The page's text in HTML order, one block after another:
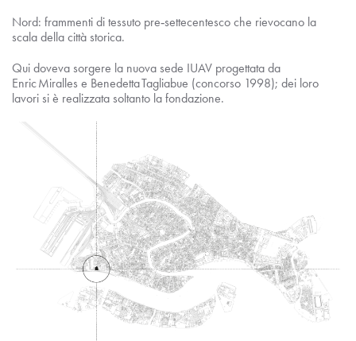
Nord: frammenti di tessuto pre‑settecentesco che rievocano la
scala della città storica.
Qui doveva sorgere la nuova sede IUAV progettata da
Enric Miralles e Benedetta Tagliabue (concorso 1998); dei loro
lavori si è realizzata soltanto la fondazione.